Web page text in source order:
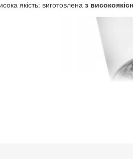
якість: виготовлена з